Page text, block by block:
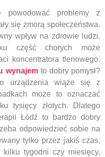
powodować problemy z
się zmorą społeczeństwa.
wpływ na zdrowie ludzi.
część chorych może
koncentratora tlenowego.
wynajemto dobry pomysł?
urządzenia wiąże się z
może to oznaczać
tysięcy złotych. Dlatego
Łódź to bardzo dobry
odpowiedzieć sobie na
tylko przez jakiś czas,
tygodni czy miesięcy,